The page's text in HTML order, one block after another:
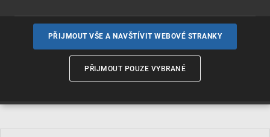
Označení původua zeměpisná
PŘIJMOUT VŠE A NAVŠTÍVIT WEBOVÉ STRANKY
PŘIJMOUT POUZE VYBRANÉ